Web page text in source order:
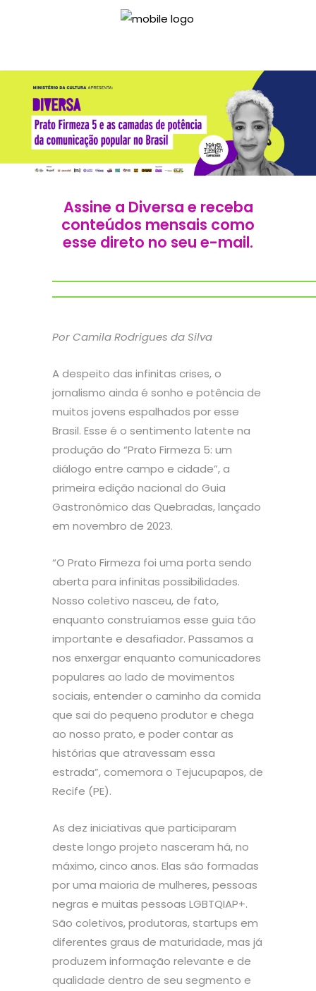
Assine a Diversa e receba
conteúdos mensais como
esse direto no seu e-mail.
Por Camila Rodrigues da Silva
A despeito das infinitas crises, o
jornalismo ainda é sonho e potência de
muitos jovens espalhados por esse
Brasil. Esse é o sentimento latente na
produção do “Prato Firmeza 5: um
diálogo entre campo e cidade”, a
primeira edição nacional do Guia
Gastronômico das Quebradas, lançado
em novembro de 2023.
“O Prato Firmeza foi uma porta sendo
aberta para infinitas possibilidades.
Nosso coletivo nasceu, de fato,
enquanto construíamos esse guia tão
importante e desafiador. Passamos a
nos enxergar enquanto comunicadores
populares ao lado de movimentos
sociais, entender o caminho da comida
que sai do pequeno produtor e chega
ao nosso prato, e poder contar as
histórias que atravessam essa
estrada”, comemora o Tejucupapos, de
Recife (PE).
As dez iniciativas que participaram
deste longo projeto nasceram há, no
máximo, cinco anos. Elas são formadas
por uma maioria de mulheres, pessoas
negras e muitas pessoas LGBTQIAP+.
São coletivos, produtoras, startups em
diferentes graus de maturidade, mas já
produzem informação relevante e de
qualidade dentro de seu segmento e